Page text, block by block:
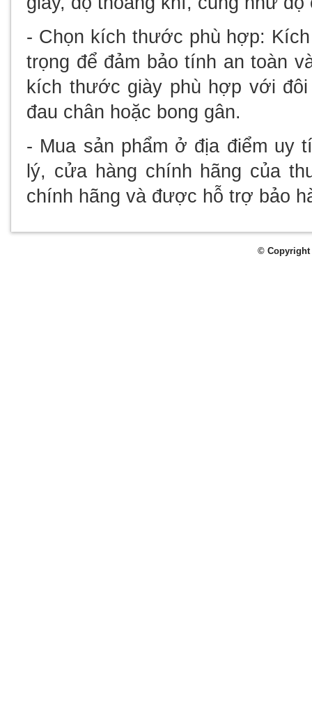
- Chọn kích thước phù hợp:
trọng để đảm bảo tính an toàn
kích thước giày phù hợp với
đau chân hoặc bong gân.
- Mua sản phẩm ở địa điểm uy
lý, cửa hàng chính hãng của
chính hãng và được hỗ trợ bảo
© Copyright